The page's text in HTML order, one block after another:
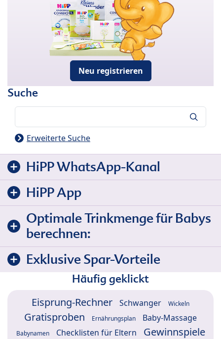
Neu registrieren
Suche
Erweiterte Suche
HiPP WhatsApp-Kanal
HiPP App
Optimale Trinkmenge für Babys
berechnen:
Exklusive Spar-Vorteile
Häufig geklickt
Eisprung-Rechner Schwanger Wickeln
Gratisproben Ernährungsplan Baby-Massage
Babynamen Checklisten für Eltern
Gewinnspiele